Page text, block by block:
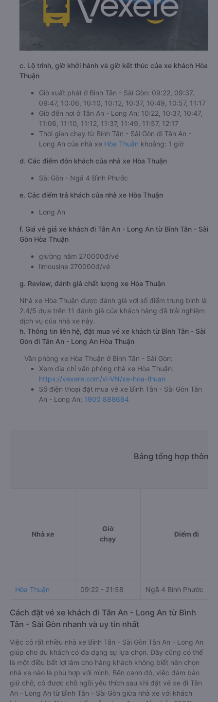
c. Lộ trình, giờ khởi hành và giờ kết thúc của xe khách Hòa
Thuận
Giờ xuất phát ở Bình Tân - Sài Gòn: 09:22, 09:37,
09:47, 10:06, 10:10, 10:12, 10:37, 10:49, 10:57, 11:17
Giờ đến nơi ở Tân An - Long An: 10:22, 10:37, 10:47,
11:06, 11:10, 11:12, 11:37, 11:49, 11:57, 12:17
Thời gian chạy từ Bình Tân - Sài Gòn đi Tân An -
Long An của nhà xe Hòa Thuận khoảng: 1 giờ
d. Các điểm đón khách của nhà xe Hòa Thuận
Sài Gòn - Ngã 4 Bình Phước
e. Các điểm trả khách của nhà xe Hòa Thuận
Long An
f. Giá vé giá xe khách đi Tân An - Long An từ Bình Tân - Sài
Gòn Hòa Thuận
giường nằm 270000đ/vé
limousine 270000đ/vé
g. Review, đánh giá chất lượng xe Hòa Thuận
Nhà xe Hòa Thuận được đánh giá với số điểm trung bình là
2.4/5 dựa trên 11 đánh giá của khách hàng đã trải nghiệm
dịch vụ của nhà xe này.
h. Thông tin liên hệ, đặt mua vé xe khách từ Bình Tân - Sài
Gòn đi Tân An - Long An Hòa Thuận
Văn phòng xe Hòa Thuận ở Bình Tân - Sài Gòn:
Xem địa chỉ văn phòng nhà xe Hòa Thuận:
https://vexere.com/vi-VN/xe-hoa-thuan
Số điện thoại đặt mua vé xe Bình Tân - Sài Gòn Tân
An - Long An: 1900 888684
Bảng tổng hợp thông
Nhà xe
Giờ
chạy
Điểm đi
Hòa Thuận 09:22 - 21:58 Ngã 4 Bình Phước
Cách đặt vé xe khách đi Tân An - Long An từ Bình
Tân - Sài Gòn nhanh và uy tín nhất
Việc có rất nhiều nhà xe Bình Tân - Sài Gòn Tân An - Long An
giúp cho du khách có đa dạng sự lựa chọn. Đây cũng có thể
là một điều bất lợi làm cho hàng khách không biết nên chọn
nhà xe nào là phù hợp với mình. Bên cạnh đó, việc đảm bảo
giữ chỗ, có được chỗ ngồi yêu thích sau khi đặt vé xe đi Tân
An - Long An từ Bình Tân - Sài Gòn giữa nhà xe với khách